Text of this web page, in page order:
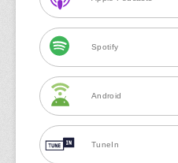
Spotify
Android
TuneIn